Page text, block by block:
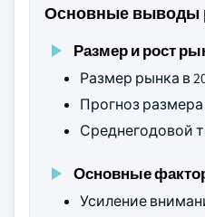
Основные выводы
Размер и рост
Размер рынка в
Прогноз
Среднегодовой
Основные
Усиление